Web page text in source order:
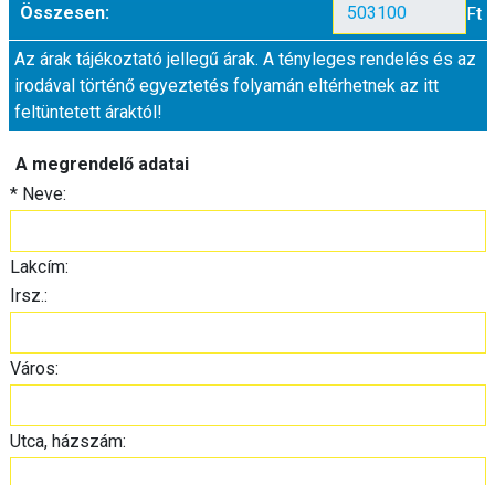
Összesen: Ft
Az árak tájékoztató jellegű árak. A tényleges rendelés és az
irodával történő egyeztetés folyamán eltérhetnek az itt
feltüntetett áraktól!
A megrendelő adatai
*Neve:
Lakcím:
Irsz.:
Város:
Utca, házszám: